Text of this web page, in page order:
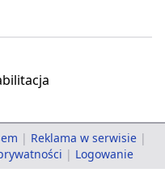
| Reklama w serwisie |
| Logowanie